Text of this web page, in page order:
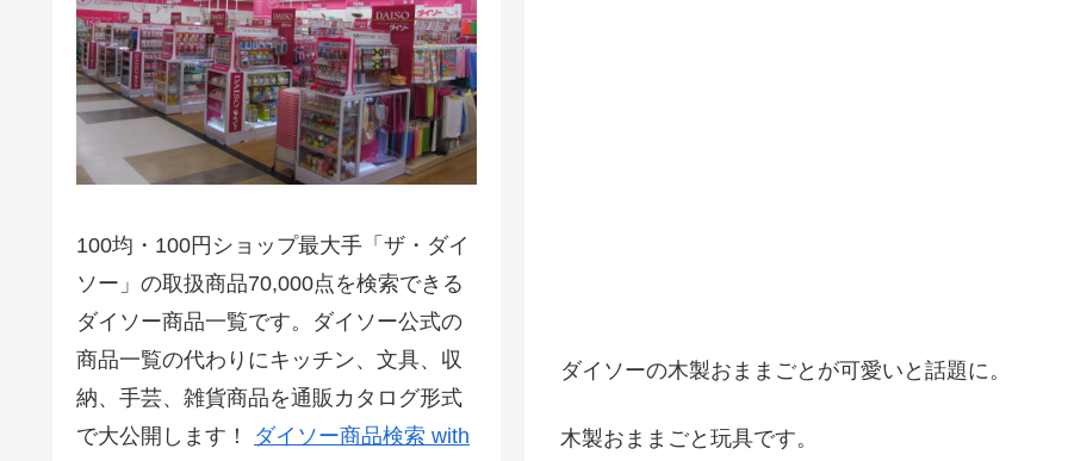
ダイソーの木製おままごとが可愛いと話題に。
木製おままごと玩具です。
100均・100円ショップ最大手「ザ・ダイ
ソー」の取扱商品70,000点を検索できる
ダイソー商品一覧です。ダイソー公式の
商品一覧の代わりにキッチン、文具、収
納、手芸、雑貨商品を通販カタログ形式
で大公開します！ ダイソー商品検索 with